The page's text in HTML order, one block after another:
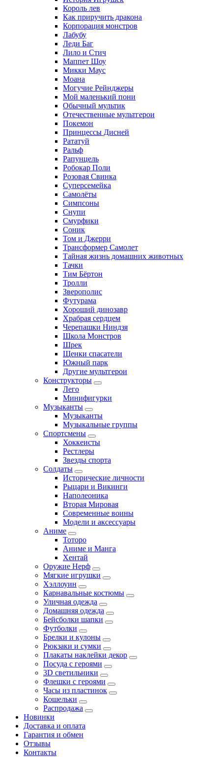
Король лев
Как приручить дракона
Корпорация монстров
Лабубу
Леди Баг
Лило и Стич
Маппет Шоу
Микки Маус
Моана
Могучие Рейнджеры
Мой маленький пони
Обычный мультик
Отечественные мультгерои
Покемон
Принцессы Дисней
Рататуй
Ральф
Рапунцель
Робокар Поли
Розовая Свинка
Суперсемейка
Самолёты
Симпсоны
Снупи
Смурфики
Соник
Том и Джерри
Трансформер Самолет
Тайная жизнь домашних животных
Тачки
Тим Бёртон
Тролли
Зверополис
Футурама
Хороший динозавр
Храбрая сердцем
Черепашки Ниндзя
Школа Монстров
Шрек
Щенки спасатели
Южный парк
Другие мультгерои
Конструкторы
Лего
Минифигурки
Музыканты
Музыканты
Музыкальные группы
Спортсмены
Хоккеисты
Рестлеры
Звезды спорта
Солдаты
Исторические личности
Рыцари и Викинги
Наполеоника
Вторая Мировая
Современные воины
Модели и аксессуары
Аниме
Тоторо
Аниме и Манга
Хентай
Оружие Нерф
Мягкие игрушки
Хэллоуин
Карнавальные костюмы
Уличная одежда
Домашняя одежда
Бейсболки шапки
Футболки
Брелки и кулоны
Рюкзаки и сумки
Плакаты наклейки декор
Посуда с героями
3D светильники
Флешки с героями
Часы из пластинок
Кошельки
Распродажа
Новинки
Доставка и оплата
Гарантия и обмен
Отзывы
Контакты